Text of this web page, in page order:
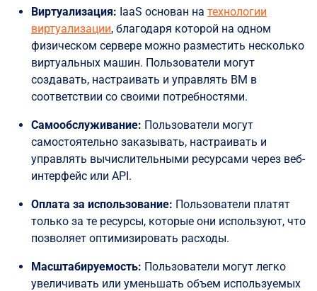
Виртуализация: IaaS основан на технологии
виртуализации, благодаря которой на одном
физическом сервере можно разместить несколько
виртуальных машин. Пользователи могут
создавать, настраивать и управлять ВМ в
соответствии со своими потребностями.
Самообслуживание: Пользователи могут
самостоятельно заказывать, настраивать и
управлять вычислительными ресурсами через веб-
интерфейс или API.
Оплата за использование: Пользователи платят
только за те ресурсы, которые они используют, что
позволяет оптимизировать расходы.
Масштабируемость: Пользователи могут легко
увеличивать или уменьшать объем используемых